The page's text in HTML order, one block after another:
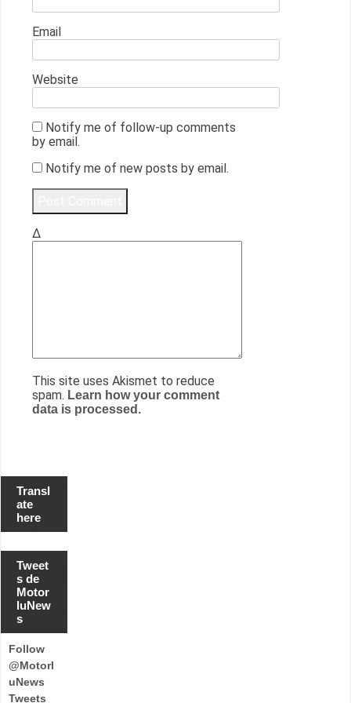
Email
Website
Notify me of follow-up comments
by email.
Notify me of new posts by email.
Δ
This site uses Akismet to reduce
spam. Learn how your comment
data is processed.
Transl
ate
here
Tweet
s de
Motor
luNew
s
Follow
@Motorl
uNews
Tweets